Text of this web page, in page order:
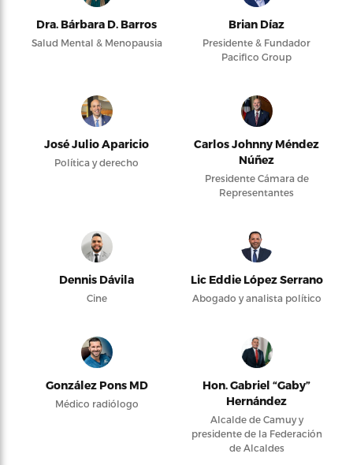
Dra. Bárbara D. Barros
Salud Mental & Menopausia
Brian Díaz
Presidente & Fundador
Pacifico Group
José Julio Aparicio
Política y derecho
Carlos Johnny Méndez
Núñez
Presidente Cámara de
Representantes
Dennis Dávila
Cine
Lic Eddie López Serrano
Abogado y analista político
González Pons MD
Médico radiólogo
Hon. Gabriel “Gaby”
Hernández
Alcalde de Camuy y
presidente de la Federación
de Alcaldes